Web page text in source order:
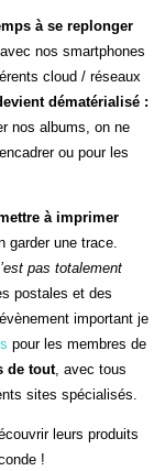
à se replonger
nos smartphones
cloud / réseaux
dématérialisé :
nos albums, on ne
ou pour les
à imprimer
garder une trace.
pas totalement
postales et des
important je
pour les membres de
de tout, avec tous
sites spécialisés.
leurs produits
!